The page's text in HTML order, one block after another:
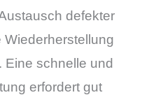
defekter
Eine schnelle und
erfordert gut